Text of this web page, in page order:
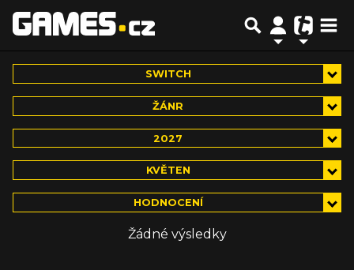
SWITCH
ŽÁNR
2027
KVĚTEN
HODNOCENÍ
Žádné výsledky